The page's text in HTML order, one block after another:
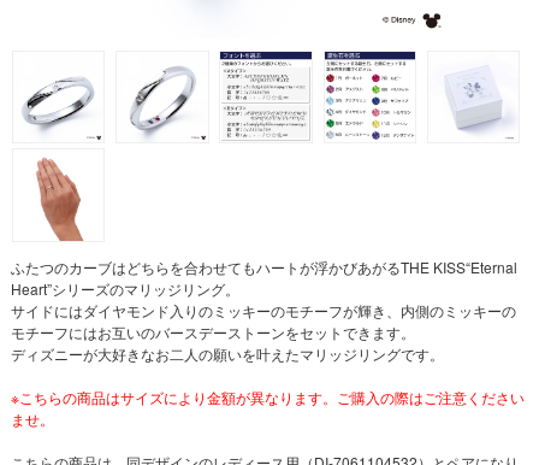
ふたつのカーブはどちらを合わせてもハートが浮かびあがるTHE KISS“Eternal
Heart”シリーズのマリッジリング。
サイドにはダイヤモンド入りのミッキーのモチーフが輝き、内側のミッキーの
モチーフにはお互いのバースデーストーンをセットできます。
ディズニーが大好きなお二人の願いを叶えたマリッジリングです。
※こちらの商品はサイズにより金額が異なります。ご購入の際はご注意ください
ませ。